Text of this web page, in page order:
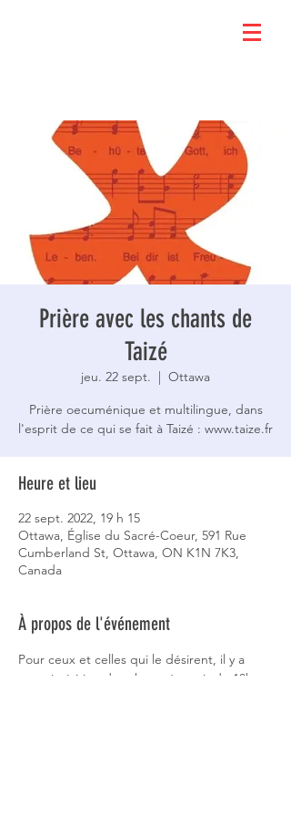
Prière avec les chants de
Taizé
jeu. 22 sept.
  |
Ottawa
Prière oecuménique et multilingue, dans
l'esprit de ce qui se fait à Taizé : www.taize.fr
Heure et lieu
22 sept. 2022, 19 h 15
Ottawa, Église du Sacré-Coeur, 591 Rue
Cumberland St, Ottawa, ON K1N 7K3,
Canada
À propos de l'événement
Pour ceux et celles qui le désirent, il y a
une répétition des chnats à partir de 18h.